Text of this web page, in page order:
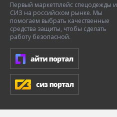
Первый маркетплейс спецодежды и
СИЗ на российском рынке. Мы
помогаем выбрать качественные
средства защиты, чтобы сделать
работу безопасной.